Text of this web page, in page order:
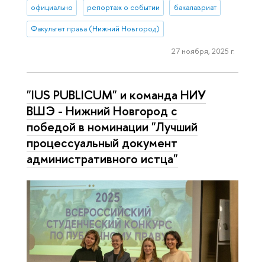
официально репортаж о событии бакалавриат
Факультет права (Нижний Новгород)
27 ноября, 2025 г.
"IUS PUBLICUM" и команда НИУ
ВШЭ - Нижний Новгород с
победой в номинации "Лучший
процессуальный документ
административного истца"